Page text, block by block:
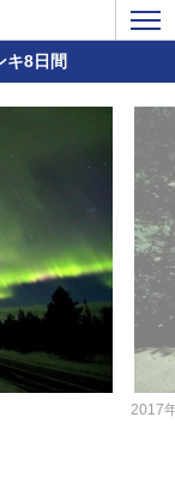
キ8日間
2017